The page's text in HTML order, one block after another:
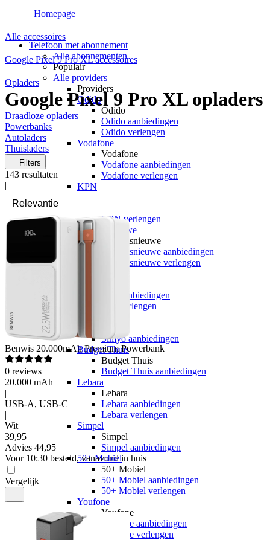
Telefoon met abonnement
Alle abonnementen
Populair
Alle providers
Providers
Odido
Odido
Odido aanbiedingen
Odido verlengen
Vodafone
Vodafone
Vodafone aanbiedingen
Vodafone verlengen
KPN
KPN verlengen
hollandsnieuwe
hollandsnieuwe
hollandsnieuwe aanbiedingen
hollandsnieuwe verlengen
Ben aanbiedingen
Ben verlengen
Simyo aanbiedingen
Budget Thuis
Budget Thuis
Budget Thuis aanbiedingen
Lebara
Lebara
Lebara aanbiedingen
Lebara verlengen
Simpel
Simpel
Simpel aanbiedingen
50+ Mobiel
50+ Mobiel
50+ Mobiel aanbiedingen
50+ Mobiel verlengen
Youfone
Youfone
Youfone aanbiedingen
Youfone verlengen
Homepage
Alle accessoires
Google Pixel 9 Pro XL accessoires
Opladers
Google Pixel 9 Pro XL opladers
Draadloze opladers
Powerbanks
Autoladers
Thuisladers
Filters
143 resultaten
|
Benwis 20.000mAh Premium Powerbank
0 reviews
20.000 mAh
|
USB-A, USB-C
|
Wit
39,95
Advies 44,95
Voor 10:30 besteld, vanavond in huis
Vergelijk